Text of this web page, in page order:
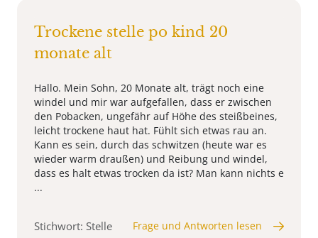
Trockene stelle po kind 20
monate alt
Hallo. Mein Sohn, 20 Monate alt, trägt noch eine
windel und mir war aufgefallen, dass er zwischen
den Pobacken, ungefähr auf Höhe des steißbeines,
leicht trockene haut hat. Fühlt sich etwas rau an.
Kann es sein, durch das schwitzen (heute war es
wieder warm draußen) und Reibung und windel,
dass es halt etwas trocken da ist? Man kann nichts e
...
Stichwort: Stelle Frage und Antworten lesen